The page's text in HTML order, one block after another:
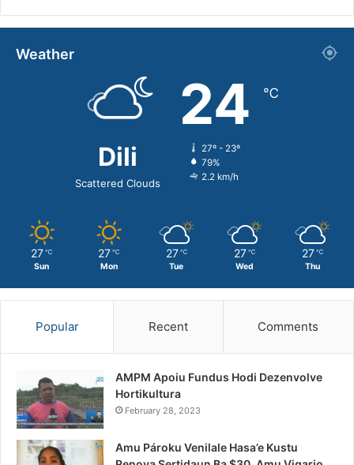
Weather
Dili
Scattered Clouds
24 ℃
27º - 23º
79%
2.2 km/h
27 ℃
Sun
27 ℃
Mon
27 ℃
Tue
27 ℃
Wed
27 ℃
Thu
Popular Recent Comments
AMPM Apoiu Fundus Hodi Dezenvolve
Hortikultura
February 28, 2023
Amu Pároku Venilale Hasa’e Kustu